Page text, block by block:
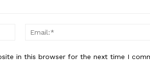
Name:*
in this browser for the next time I